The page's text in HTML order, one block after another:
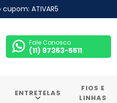
ATIVAR5
Fale Conosco
(11) 97363-5511
ENTRETELAS
FIOS E
LINHAS